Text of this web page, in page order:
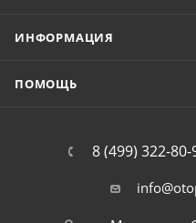
ИНФОРМАЦИЯ
ПОМОЩЬ
8 (499) 322-80-